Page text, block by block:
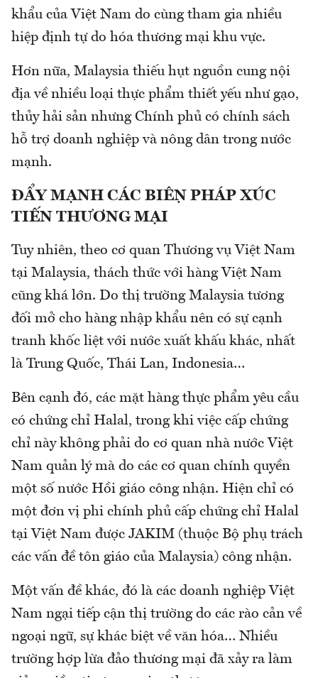
khẩu của Việt Nam do cùng tham gia nhiều
hiệp định tự do hóa thương mại khu vực.
Hơn nữa, Malaysia thiếu hụt nguồn cung nội
địa về nhiều loại thực phẩm thiết yếu như gạo,
thủy hải sản nhưng Chính phủ có chính sách
hỗ trợ doanh nghiệp và nông dân trong nước
mạnh.
ĐẨY MẠNH CÁC BIỆN PHÁP XÚC
TIẾN THƯƠNG MẠI
Tuy nhiên, theo cơ quan Thương vụ Việt Nam
tại Malaysia, thách thức với hàng Việt Nam
cũng khá lớn. Do thị trường Malaysia tương
đối mở cho hàng nhập khẩu nên có sự cạnh
tranh khốc liệt với nước xuất khấu khác, nhất
là Trung Quốc, Thái Lan, Indonesia…
Bên cạnh đó, các mặt hàng thực phẩm yêu cầu
có chứng chỉ Halal, trong khi việc cấp chứng
chỉ này không phải do cơ quan nhà nước Việt
Nam quản lý mà do các cơ quan chính quyền
một số nước Hồi giáo công nhận. Hiện chỉ có
một đơn vị phi chính phủ cấp chứng chỉ Halal
tại Việt Nam được JAKIM (thuộc Bộ phụ trách
các vấn đề tôn giáo của Malaysia) công nhận.
Một vấn đề khác, đó là các doanh nghiệp Việt
Nam ngại tiếp cận thị trường do các rào cản về
ngoại ngữ, sự khác biệt về văn hóa… Nhiều
trường hợp lừa đảo thương mại đã xảy ra làm